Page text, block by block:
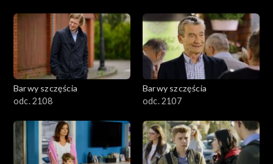
Barwy szczęścia
odc. 2108
Barwy szczęścia
odc. 2107